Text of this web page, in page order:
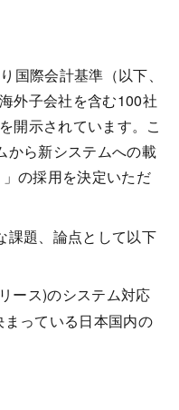
国際会計基準（以下、
外子会社を含む100社
開示されています。こ
から新システムへの載
の採用を決定いただ
課題、論点として以下
ース)のシステム対応
っている日本国内の